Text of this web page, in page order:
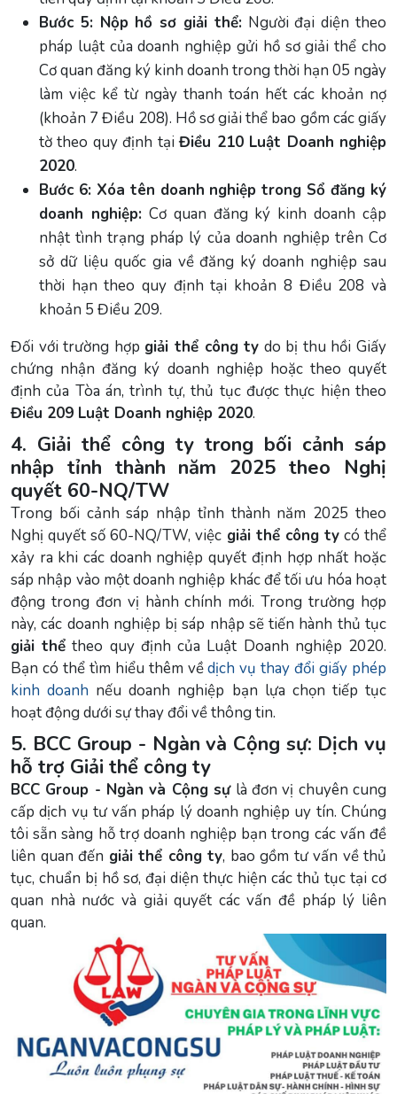
Bước 5: Nộp hồ sơ giải thể:Người đại diện theo
pháp luật của doanh nghiệp gửi hồ sơ giải thể cho
Cơ quan đăng ký kinh doanh trong thời hạn 05 ngày
làm việc kể từ ngày thanh toán hết các khoản nợ
(khoản 7 Điều 208). Hồ sơ giải thể bao gồm các giấy
tờ theo quy định tạiĐiều 210 Luật Doanh nghiệp
2020.
Bước 6: Xóa tên doanh nghiệp trong Sổ đăng ký
doanh nghiệp:Cơ quan đăng ký kinh doanh cập
nhật tình trạng pháp lý của doanh nghiệp trên Cơ
sở dữ liệu quốc gia về đăng ký doanh nghiệp sau
thời hạn theo quy định tại khoản 8 Điều 208 và
khoản 5 Điều 209.
Đối với trường hợp giải thể công ty do bị thu hồi Giấy
chứng nhận đăng ký doanh nghiệp hoặc theo quyết
định của Tòa án, trình tự, thủ tục được thực hiện theo
Điều 209 Luật Doanh nghiệp 2020.
4. Giải thể công ty trong bối cảnh sáp
nhập tỉnh thành năm 2025 theo Nghị
quyết 60-NQ/TW
Trong bối cảnh sáp nhập tỉnh thành năm 2025 theo
Nghị quyết số 60-NQ/TW, việc giải thể công tycó thể
xảy ra khi các doanh nghiệp quyết định hợp nhất hoặc
sáp nhập vào một doanh nghiệp khác để tối ưu hóa hoạt
động trong đơn vị hành chính mới. Trong trường hợp
này, các doanh nghiệp bị sáp nhập sẽ tiến hành thủ tục
giải thể theo quy định của Luật Doanh nghiệp 2020.
Bạn có thể tìm hiểu thêm vềdịch vụ thay đổi giấy phép
kinh doanh nếu doanh nghiệp bạn lựa chọn tiếp tục
hoạt động dưới sự thay đổi về thông tin.
5. BCC Group - Ngàn và Cộng sự: Dịch vụ
hỗ trợ Giải thể công ty
BCC Group - Ngàn và Cộng sựlà đơn vị chuyên cung
cấp dịch vụ tư vấn pháp lý doanh nghiệp uy tín. Chúng
tôi sẵn sàng hỗ trợ doanh nghiệp bạn trong các vấn đề
liên quan đến giải thể công ty, bao gồm tư vấn về thủ
tục, chuẩn bị hồ sơ, đại diện thực hiện các thủ tục tại cơ
quan nhà nước và giải quyết các vấn đề pháp lý liên
quan.